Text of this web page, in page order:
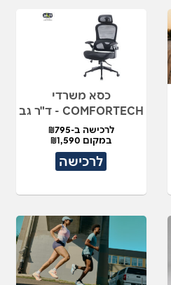
כסא משרדי
COMFORTECH - ד"ר גב
לרכישה ב-₪795
במקום ₪1,590
לרכישה